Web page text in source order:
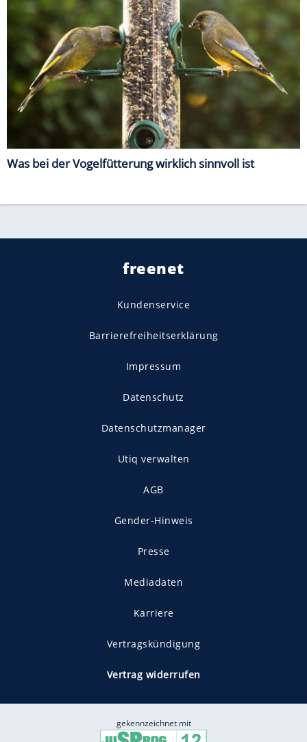
Was bei der Vogelfütterung wirklich sinnvoll ist
freenet
Kundenservice
Barrierefreiheitserklärung
Impressum
Datenschutz
Datenschutzmanager
Utiq verwalten
AGB
Gender-Hinweis
Presse
Mediadaten
Karriere
Vertragskündigung
Vertrag widerrufen
gekennzeichnet mit